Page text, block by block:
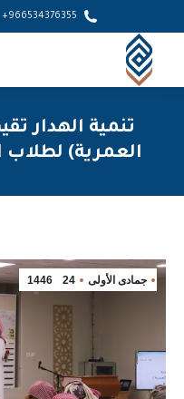
966534376355+
تنمية الهدار
العمرية)
جمادى الأولى 24
1446